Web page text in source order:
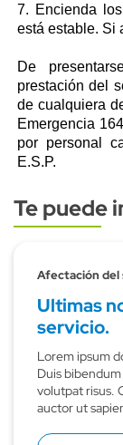
7. Encienda
está estable. Si
De
prestación del
de cualquiera
Emergencia
por personal
E.S.P.
Subtitulo
Te puede
Afectación del
Ultimas
servicio.
Lorem ipsum
Duis
volutpat risus.
auctor ut